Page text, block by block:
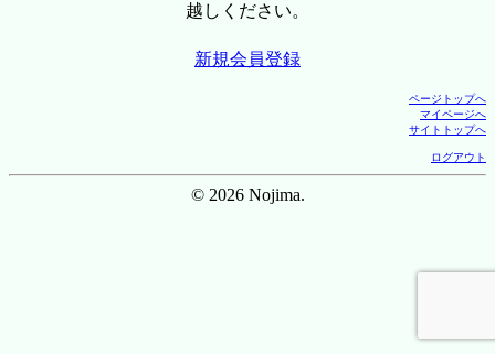
越しください。
新規会員登録
ページトップへ
マイページへ
サイトトップへ
ログアウト
© 2026 Nojima.